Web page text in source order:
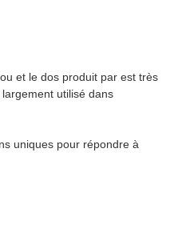
et le dos produit par est très
utilisé dans
uniques pour répondre à